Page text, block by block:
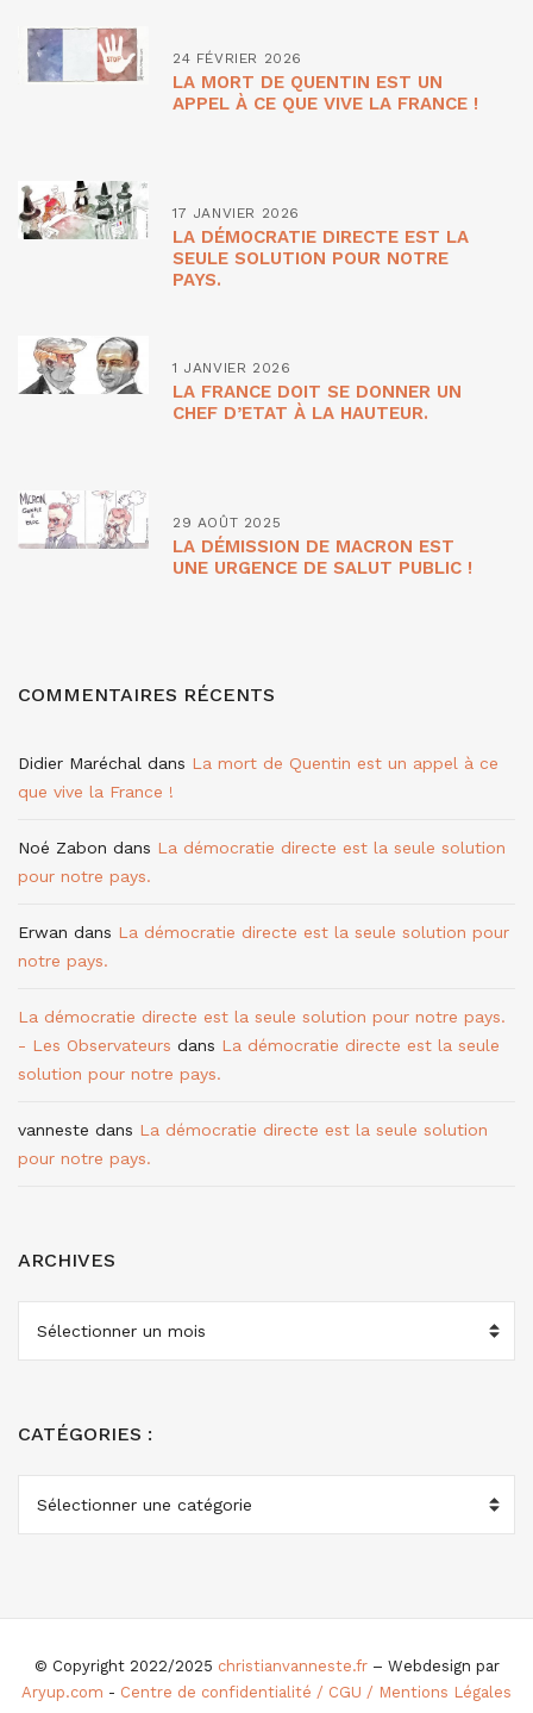
24 FÉVRIER 2026
LA MORT DE QUENTIN EST UN
APPEL À CE QUE VIVE LA FRANCE !
17 JANVIER 2026
LA DÉMOCRATIE DIRECTE EST LA
SEULE SOLUTION POUR NOTRE
PAYS.
1 JANVIER 2026
LA FRANCE DOIT SE DONNER UN
CHEF D’ETAT À LA HAUTEUR.
29 AOÛT 2025
LA DÉMISSION DE MACRON EST
UNE URGENCE DE SALUT PUBLIC !
COMMENTAIRES RÉCENTS
Didier Maréchal dans La mort de Quentin est un appel à ce
que vive la France !
Noé Zabon dans La démocratie directe est la seule solution
pour notre pays.
Erwan dans La démocratie directe est la seule solution pour
notre pays.
La démocratie directe est la seule solution pour notre pays.
- Les Observateurs dans La démocratie directe est la seule
solution pour notre pays.
vanneste dans La démocratie directe est la seule solution
pour notre pays.
ARCHIVES
CATÉGORIES :
© Copyright 2022/2025 christianvanneste.fr– Webdesign par
Aryup.com - Centre de confidentialité / CGU / Mentions Légales